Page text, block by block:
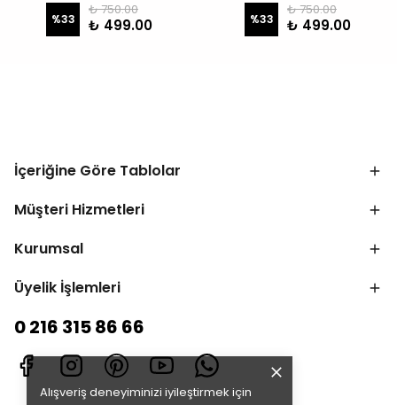
Alışveriş deneyiminizi iyileştirmek için
%33
₺ 750.00
₺ 499.00 %33
₺ 750.00
₺ 499.00
İçeriğine Göre Tablolar
Müşteri Hizmetleri
Kurumsal
Üyelik İşlemleri
0 216 315 86 66